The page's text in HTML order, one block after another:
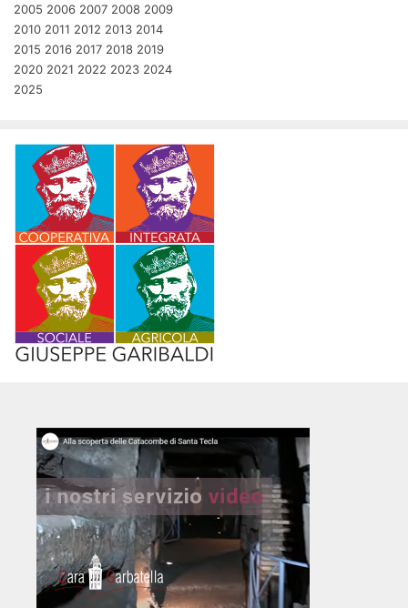
2005 2006 2007 2008 2009
2010 2011 2012 2013 2014
2015 2016 2017 2018 2019
2020 2021 2022 2023 2024
2025